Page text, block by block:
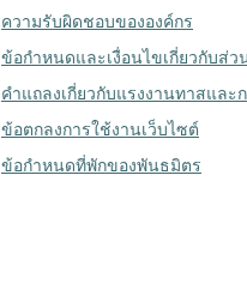
ความรับผิดชอบขององค์กร
ข้อกำหนดและเงื่อนไขเกี่ยวกับส่
คําแถลงเกี่ยวกับแรงงานทาสและ
ข้อตกลงการใช้งานเว็บไซต์
ข้อกําหนดที่พักของพันธมิตร